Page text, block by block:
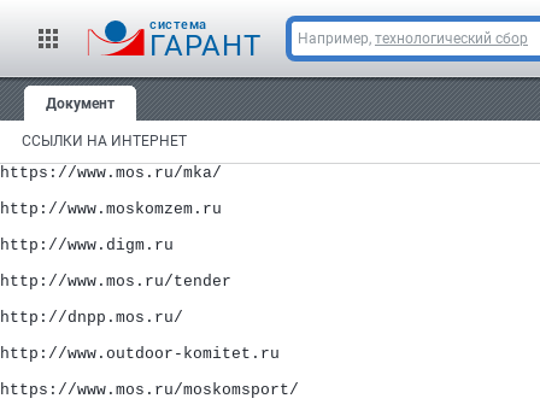
cистема
ГАРАНТ Например, технологический сбор
Документ
ССЫЛКИ НА ИНТЕРНЕТ
http://www.infograd.ru
http://www.dgp.stroi.ru
http://www.mgportal.ru/mgp_portal/ru/branch_authority/
https://www.mos.ru/mka/
http://www.moskomzem.ru
http://www.digm.ru
http://www.mos.ru/tender
http://dnpp.mos.ru/
http://www.outdoor-komitet.ru
https://www.mos.ru/moskomsport/